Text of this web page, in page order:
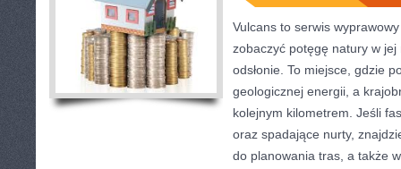
Vulcans to serwis
zobaczyć potęgę natury w
odsłonie. To miejsce, gdzie
geologicznej energii, a
kolejnym kilometrem. Jeśli
oraz spadające nurty,
do planowania tras, a także